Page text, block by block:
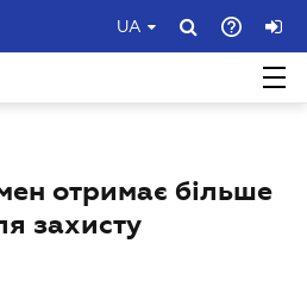
UA
отримає більше
захисту